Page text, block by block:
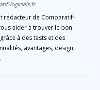
logiciels.fr
rédacteur de Comparatif-
aider à trouver le bon
à des tests et des
avantages, design,